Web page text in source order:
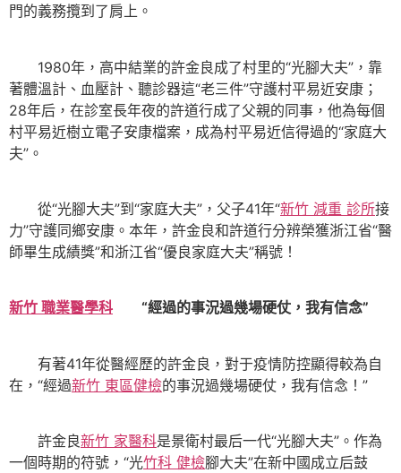
門的義務攬到了肩上。
1980年，高中結業的許金良成了村里的“光腳大夫”，靠
著體溫計、血壓計、聽診器這“老三件”守護村平易近安康；
28年后，在診室長年夜的許道行成了父親的同事，他為每個
村平易近樹立電子安康檔案，成為村平易近信得過的“家庭大
夫”。
從“光腳大夫”到“家庭大夫”，父子41年“新竹 減重 診所接
力”守護同鄉安康。本年，許金良和許道行分辨榮獲浙江省“醫
師畢生成績獎”和浙江省“優良家庭大夫”稱號！
新竹 職業醫學科 “經過的事況過幾場硬仗，我有信念”
有著41年從醫經歷的許金良，對于疫情防控顯得較為自
在，“經過新竹 東區健檢的事況過幾場硬仗，我有信念！”
許金良新竹 家醫科是景衛村最后一代“光腳大夫”。作為
一個時期的符號，“光竹科 健檢腳大夫”在新中國成立后鼓